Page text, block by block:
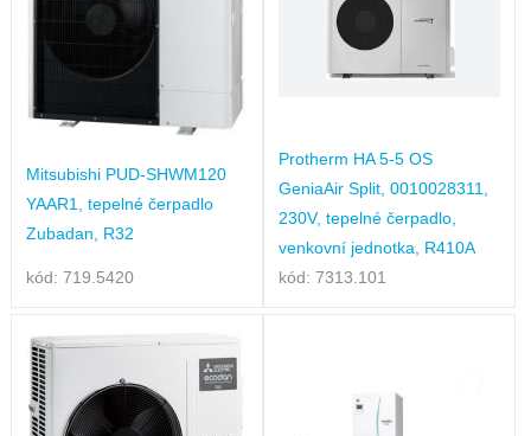
Mitsubishi PUD-SHWM120
YAAR1, tepelné čerpadlo
Zubadan, R32
kód: 719.5420
Protherm HA 5-5 OS
GeniaAir Split, 0010028311,
230V, tepelné čerpadlo,
venkovní jednotka, R410A
kód: 7313.101